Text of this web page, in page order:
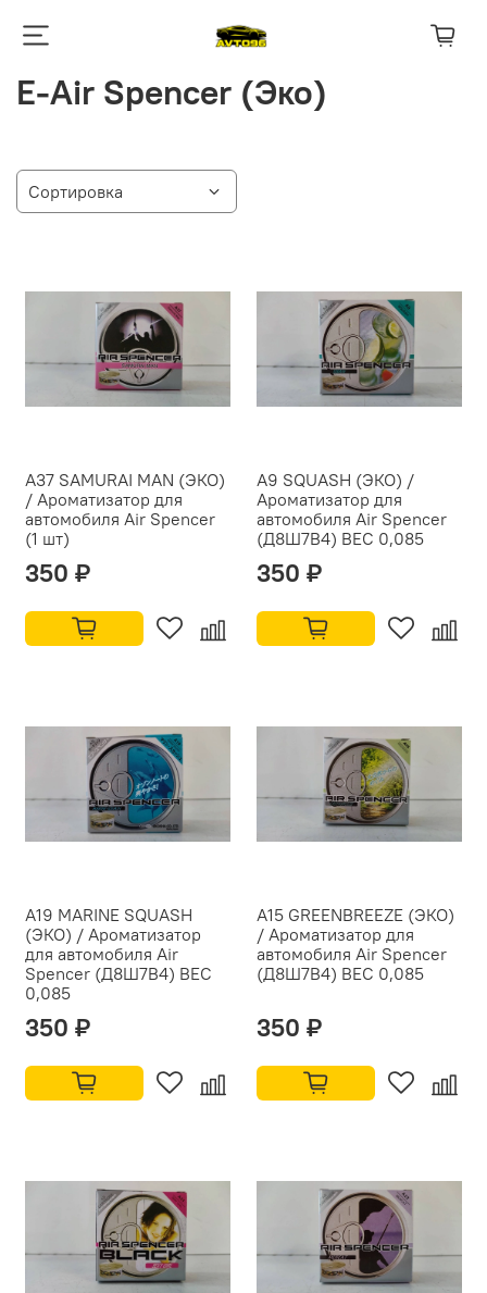
E-Air Spencer (Эко)
A37 SAMURAI MAN (ЭКО)
/ Ароматизатор для
автомобиля Air Spencer
(1 шт)
350 ₽
A9 SQUASH (ЭКО) /
Ароматизатор для
автомобиля Air Spencer
(Д8Ш7В4) ВЕС 0,085
350 ₽
A19 MARINE SQUASH
(ЭКО) / Ароматизатор
для автомобиля Air
Spencer (Д8Ш7В4) ВЕС
0,085
350 ₽
A15 GREENBREEZE (ЭКО)
/ Ароматизатор для
автомобиля Air Spencer
(Д8Ш7В4) ВЕС 0,085
350 ₽